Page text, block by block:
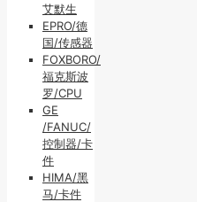
艾默生
EPRO/德
国/传感器
FOXBORO/
福克斯波
罗/CPU
GE
/FANUC/
控制器/卡
件
HIMA/黑
马/卡件